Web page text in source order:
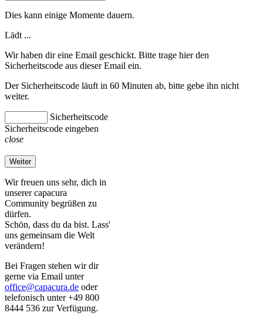
Dies kann einige Momente dauern.
Lädt ...
Wir haben dir eine Email geschickt. Bitte trage hier den
Sicherheitscode aus dieser Email ein.
Der Sicherheitscode läuft in 60 Minuten ab, bitte gebe ihn nicht
weiter.
Sicherheitscode
Sicherheitscode eingeben
close
Weiter
Wir freuen uns sehr, dich in
unserer capacura
Community begrüßen zu
dürfen.
Schön, dass du da bist. Lass'
uns gemeinsam die Welt
verändern!
Bei Fragen stehen wir dir
gerne via Email unter
office@capacura.de oder
telefonisch unter +49 800
8444 536 zur Verfügung.